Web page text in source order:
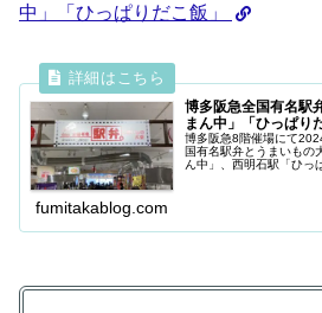
中」「ひっぱりだこ飯」
博多阪急全国有名駅
まん中」「ひっぱり
博多阪急8階催場にて
国有名駅弁とうまいもの
ん中」、西明石駅「ひっ
fumitakablog.com